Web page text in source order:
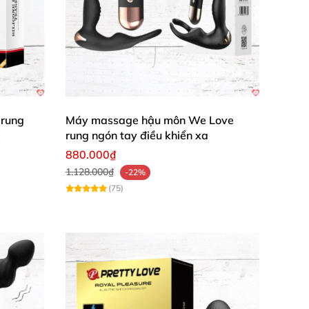
Máy massage hậu môn We Love
rung ngón tay điều khiển xa
880.000₫
1.128.000₫
-22%
(75)